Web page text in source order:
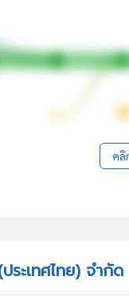
คลิ
ระเทศไทย) จำกัด